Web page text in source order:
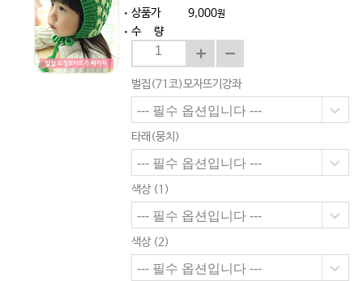
상품가
9,000원
수 량
벌집(71코)모자뜨기강좌
타래(뭉치)
색상 (1)
색상 (2)